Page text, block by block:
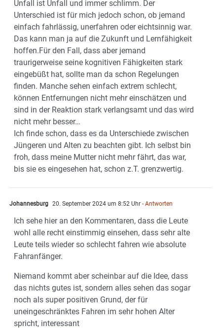
Unfall ist Unfall und immer schlimm. Der
Unterschied ist für mich jedoch schon, ob jemand
einfach fahrlässig, unerfahren oder eichtsinnig war.
Das kann man ja auf die Zukunft und Lernfähigkeit
hoffen.Für den Fall, dass aber jemand
traurigerweise seine kognitiven Fähigkeiten stark
eingebüßt hat, sollte man da schon Regelungen
finden. Manche sehen einfach extrem schlecht,
können Entfernungen nicht mehr einschätzen und
sind in der Reaktion stark verlangsamt und das wird
nicht mehr besser…
Ich finde schon, dass es da Unterschiede zwischen
Jüngeren und Alten zu beachten gibt. Ich selbst bin
froh, dass meine Mutter nicht mehr fährt, das war,
bis sie es eingesehen hat, schon z.T. grenzwertig.
Johannesburg 20. September 2024 um 8:52 Uhr - Antworten
Ich sehe hier an den Kommentaren, dass die Leute
wohl alle recht einstimmig einsehen, dass sehr alte
Leute teils wieder so schlecht fahren wie absolute
Fahranfänger.
Niemand kommt aber scheinbar auf die Idee, dass
das nichts gutes ist, sondern alles sehen das sogar
noch als super positiven Grund, der für
uneingeschränktes Fahren im sehr hohen Alter
spricht, interessant